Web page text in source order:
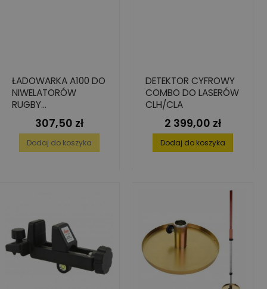
ŁADOWARKA A100 DO
NIWELATORÓW
RUGBY
610/620/640/680 +
SERIA CLH/CLA
Cena
307,50 zł
Dodaj do koszyka
DETEKTOR CYFROWY
COMBO DO LASERÓW
CLH/CLA
Cena
2 399,00 zł
Dodaj do koszyka